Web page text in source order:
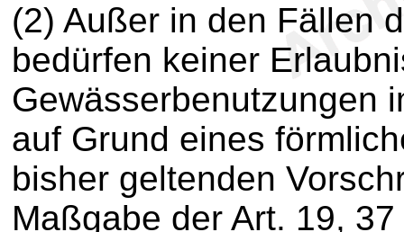
(2) Außer in den Fällen
bedürfen keiner
Gewässerbenutzungen
auf Grund eines
bisher geltenden
Maßgabe der Art. 19,